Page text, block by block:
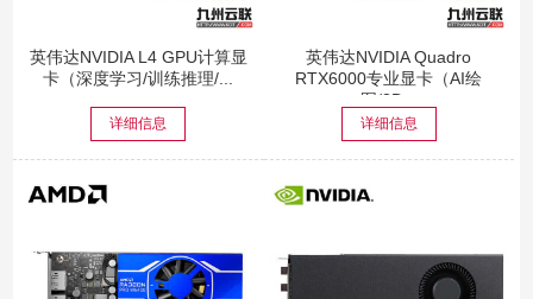
英伟达NVIDIA L4 GPU计算显
卡（深度学习/训练推理/...
详细信息
英伟达NVIDIA Quadro
RTX6000专业显卡（AI绘
图/3D...
详细信息